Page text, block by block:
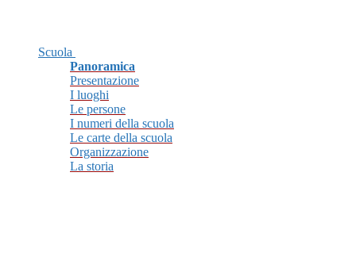
Scuola
Panoramica
Presentazione
I luoghi
Le persone
I numeri della scuola
Le carte della scuola
Organizzazione
La storia